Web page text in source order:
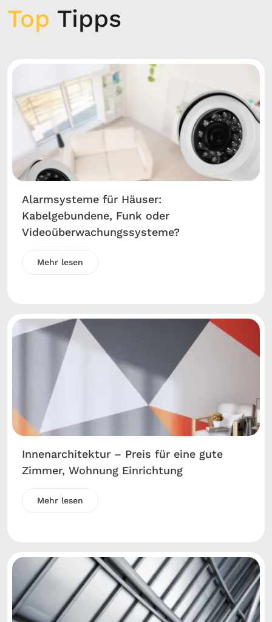
Top Tipps
Alarmsysteme für Häuser:
Kabelgebundene, Funk oder
Videoüberwachungssysteme?
Mehr lesen
Innenarchitektur – Preis für eine gute
Zimmer, Wohnung Einrichtung
Mehr lesen